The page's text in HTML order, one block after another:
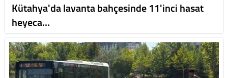
Kütahya'da lavanta bahçesinde 11'inci hasat
heyeca…